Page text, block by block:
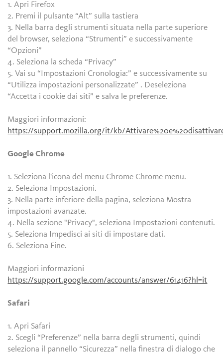
1. Apri Firefox
2. Premi il pulsante “Alt” sulla tastiera
3. Nella barra degli strumenti situata nella parte superiore
del browser, seleziona “Strumenti” e successivamente
“Opzioni”
4. Seleziona la scheda “Privacy”
5. Vai su “Impostazioni Cronologia:” e successivamente su
“Utilizza impostazioni personalizzate” . Deseleziona
“Accetta i cookie dai siti” e salva le preferenze.
Maggiori informazioni:
https://support.mozilla.org/it/kb/
Google Chrome
1. Seleziona l'icona del menu Chrome Chrome menu.
2. Seleziona Impostazioni.
3. Nella parte inferiore della pagina, seleziona Mostra
impostazioni avanzate.
4. Nella sezione "Privacy", seleziona Impostazioni contenuti.
5. Seleziona Impedisci ai siti di impostare dati.
6. Seleziona Fine.
Maggiori informazioni
https://support.google.com/accounts/answer/61416?hl=it
Safari
1. Apri Safari
2. Scegli “Preferenze” nella barra degli strumenti, quindi
seleziona il pannello “Sicurezza” nella finestra di dialogo che